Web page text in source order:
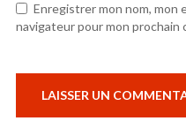
Enregistrer mon nom, mon
navigateur pour mon prochain